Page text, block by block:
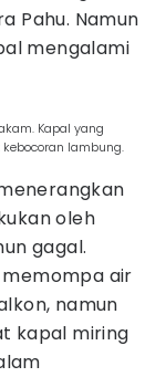
Pahu. Namun
mengalami
Kapal yang
lambung.
oleh
gagal.
air
namun
kapal miring